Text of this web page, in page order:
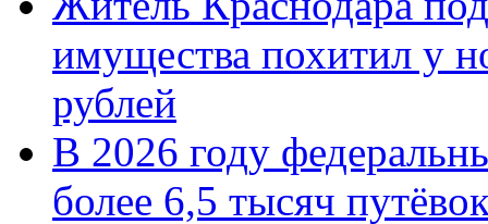
имущества похитил у
рублей
В 2026 году
более 6,5 тысяч